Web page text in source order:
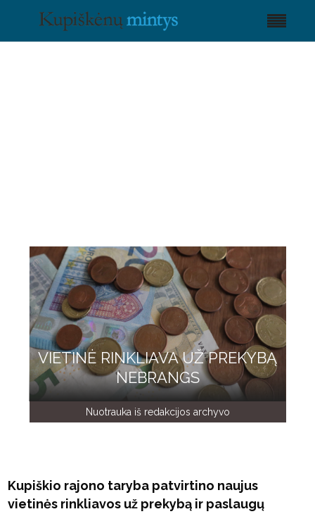
VIETINĖ RINKLIAVA UŽ PREKYBĄ
NEBRANGS
Nuotrauka iš redakcijos archyvo
Kupiškio rajono taryba patvirtino naujus
vietinės rinkliavos už prekybą ir paslaugų